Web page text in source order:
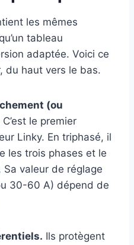
les mêmes
tableau
adaptée. Voici ce
du haut vers le bas.
(ou
C’est le premier
Linky. En triphasé, il
les trois phases et le
valeur de réglage
30-60 A) dépend de
Ils protègent